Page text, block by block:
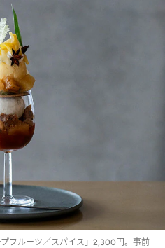
プフルーツ／スパイス」2,300円。事前